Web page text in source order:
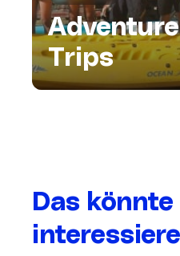
Adventure
Trips
Das